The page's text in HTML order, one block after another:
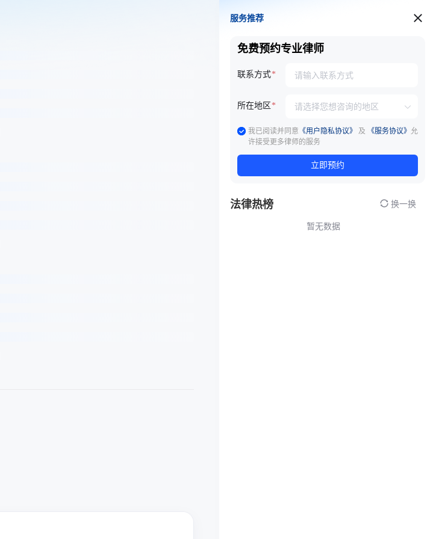
服务推荐
服务推荐
免费预约专业律师
联系方式
所在地区
我已阅读并同意 《用户隐私协议》 及 《服务协议》 允
许接受更多律师的服务
立即预约
法律热榜 换一换
暂无数据